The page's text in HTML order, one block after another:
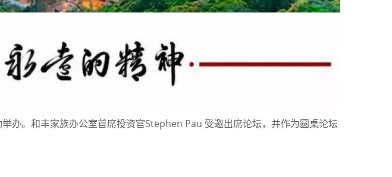
。和丰家族办公室首席投资官Stephen Pau 受邀出席论坛，并作为圆桌论坛